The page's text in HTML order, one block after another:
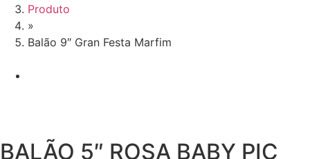
Produto
»
Balão 9″ Gran Festa Marfim
BALÃO 5″ ROSA BABY PIC